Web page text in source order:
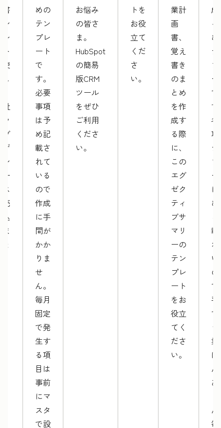
書
使
社
ブ
ザ
ー
売
めの
テン
プレ
ート
で
す。
必要
事項
は予
め記
載さ
れて
いる
ので
作成
に手
間が
かか
りま
せ
ん。
毎月
固定
で発
生す
る項
目は
事前
にマ
スタ
で設
お悩み
の皆さ
ま。
HubSpot
の簡易
版CRM
ツール
をぜひ
ご利用
くださ
い。
トを
お役
立て
くだ
さ
い。
業計
画
書、
覚え
書き
のま
とめ
を作
成す
る際
に、
この
エグ
ゼク
ティ
ブサ
マリ
ーの
テン
プレ
ート
をお
役立
てく
ださ
い。
で
各
項
載
の
手
毎